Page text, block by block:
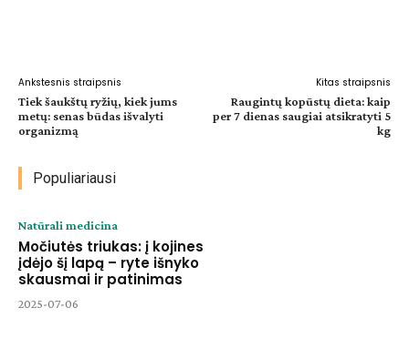
Ankstesnis straipsnis
Tiek šaukštų ryžių, kiek jums
metų: senas būdas išvalyti
organizmą
Kitas straipsnis
Raugintų kopūstų dieta: kaip
per 7 dienas saugiai atsikratyti 5
kg
Populiariausi
Natūrali medicina
Močiutės triukas: į kojines
įdėjo šį lapą – ryte išnyko
skausmai ir patinimas
2025-07-06